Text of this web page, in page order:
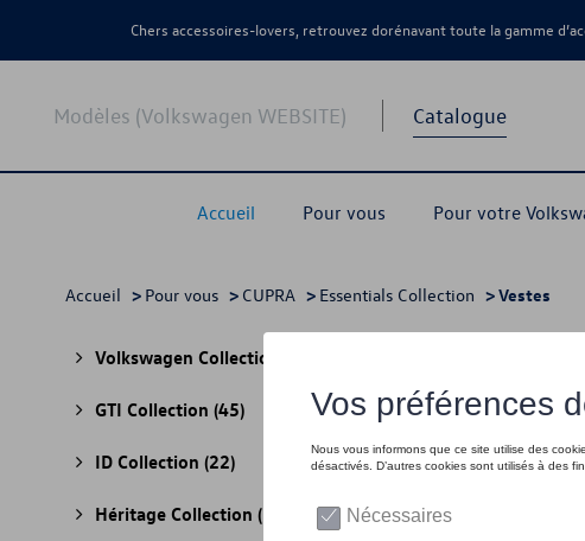
Chers accessoires-lovers, retrouvez dorénavant toute la gamme
Modèles (Volkswagen WEBSITE) Catalogue
Accueil Pour vous Pour votre
Accueil > Pour vous > CUPRA > Essentials Collection > Vestes
Volkswagen Collection
GTI Collection (45)
ID Collection (22)
Héritage Collection (13)